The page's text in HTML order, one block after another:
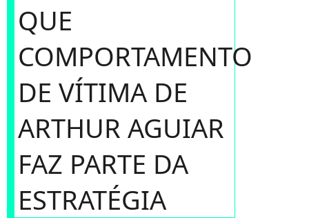
QUE
COMPORTAMENTO
DE VÍTIMA DE
ARTHUR AGUIAR
FAZ PARTE DA
ESTRATÉGIA